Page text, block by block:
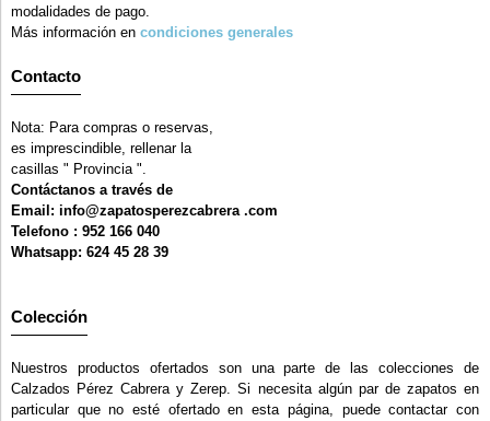
modalidades de pago.
Más información en condiciones generales
Contacto
Nota: Para compras o reservas,
es imprescindible, rellenar la
casillas " Provincia ".
Contáctanos a través de
Email: info@zapatosperezcabrera .com
Telefono : 952 166 040
Whatsapp: 624 45 28 39
Colección
Nuestros productos ofertados son una parte de las colecciones de
Calzados Pérez Cabrera y Zerep. Si necesita algún par de zapatos en
particular que no esté ofertado en esta página, puede contactar con